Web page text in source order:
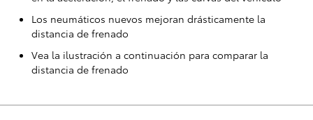
Los neumáticos nuevos mejoran drásticamente la
distancia de frenado
Vea la ilustración a continuación para comparar la
distancia de frenado